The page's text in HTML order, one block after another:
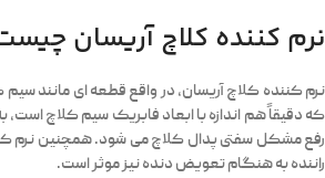
نرم کننده کلاچ آریسان
نرم کننده کلاچ آریسان، در واقع قطعه ای مانند
که دقیقاً هم اندازه با ابعاد فابریک سیم کلاچ
رفع مشکل سفتی پدال کلاچ می شود. همچنین نرم
راننده به هنگام تعویض دنده نیز موثر است.